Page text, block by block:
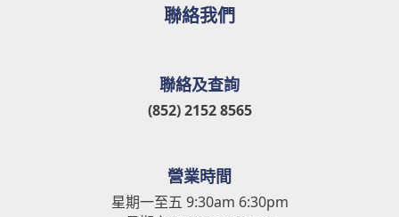
聯絡我們
聯絡及查詢
(852) 2152 8565
營業時間
星期一至五 9:30am 6:30pm